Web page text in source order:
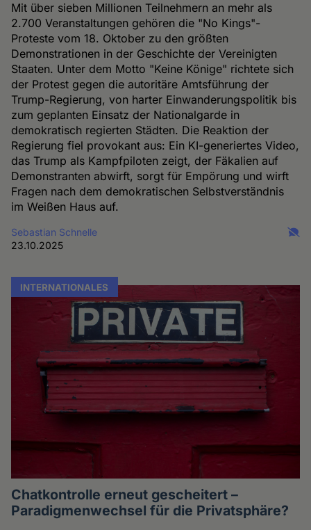
Mit über sieben Millionen Teilnehmern an mehr als
2.700 Veranstaltungen gehören die "No Kings"-
Proteste vom 18. Oktober zu den größten
Demonstrationen in der Geschichte der Vereinigten
Staaten. Unter dem Motto "Keine Könige" richtete sich
der Protest gegen die autoritäre Amtsführung der
Trump-Regierung, von harter Einwanderungspolitik bis
zum geplanten Einsatz der Nationalgarde in
demokratisch regierten Städten. Die Reaktion der
Regierung fiel provokant aus: Ein KI-generiertes Video,
das Trump als Kampfpiloten zeigt, der Fäkalien auf
Demonstranten abwirft, sorgt für Empörung und wirft
Fragen nach dem demokratischen Selbstverständnis
im Weißen Haus auf.
Sebastian Schnelle
23.10.2025
INTERNATIONALES
Chatkontrolle erneut gescheitert –
Paradigmenwechsel für die Privatsphäre?